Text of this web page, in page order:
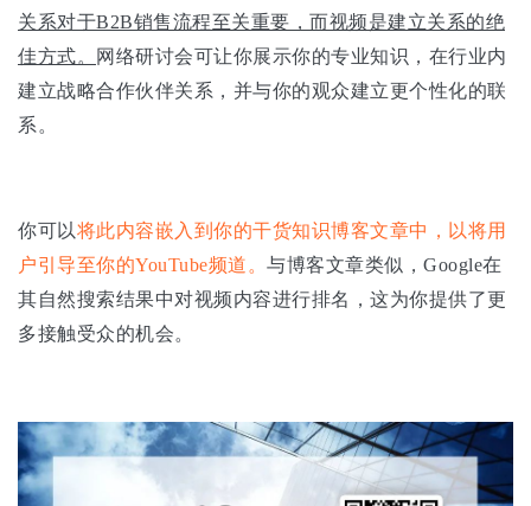
关系对于B2B销售流程至关重要，而视频是建立关系的绝
佳方式。
网络研讨会可让你展示你的专业知识，在行业内
建立战略合作伙伴关系，并与你的观众建立更个性化的联
系。
你可以将此内容嵌入到你的干货知识博客文章中，以将用
户引导至你的YouTube频道。 与博客文章类似，Google在
其自然搜索结果中对视频内容进行排名，这为你提供了更
多接触受众的机会。